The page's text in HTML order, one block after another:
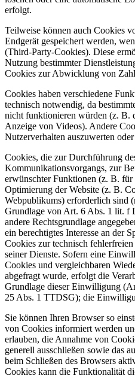
erfolgt.
Teilweise können auch Cookies
Endgerät gespeichert werden,
(Third-Party-Cookies). Diese
Nutzung bestimmter
Cookies zur Abwicklung von
Cookies haben verschiedene
technisch notwendig, da
nicht funktionieren würden (z. B.
Anzeige von Videos). Andere
Nutzerverhalten auszuwerten
Cookies, die zur Durchführung
Kommunikationsvorgangs, zur
erwünschter Funktionen (z. B.
Optimierung der Website (z. B.
Webpublikums) erforderlich sind
Grundlage von Art. 6 Abs. 1 lit. f
andere Rechtsgrundlage
ein berechtigtes Interesse an der
Cookies zur technisch
seiner Dienste. Sofern eine
Cookies und vergleichbaren
abgefragt wurde, erfolgt die
Grundlage dieser Einwilligung
25 Abs. 1 TTDSG); die
Sie können Ihren Browser so
von Cookies informiert werden
erlauben, die Annahme von
generell ausschließen sowie das
beim Schließen des Browsers
Cookies kann die Funktionalität